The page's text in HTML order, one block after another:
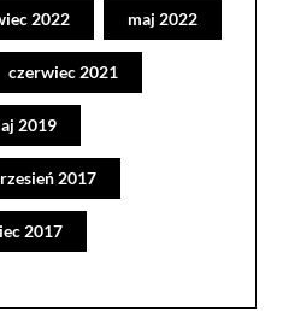
2022 maj 2022
czerwiec 2021
2019
2017
2017